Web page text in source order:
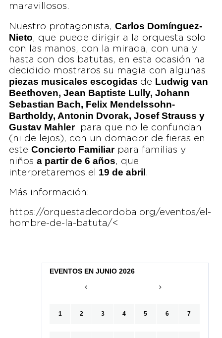
maravillosos.
Nuestro protagonista, Carlos Domínguez-
Nieto, que puede dirigir a la orquesta solo
con las manos, con la mirada, con una y
hasta con dos batutas, en esta ocasión ha
decidido mostraros su magia con algunas
piezas musicales escogidas de Ludwig van
Beethoven, Jean Baptiste Lully, Johann
Sebastian Bach, Felix Mendelssohn-
Bartholdy, Antonin Dvorak, Josef Strauss y
Gustav Mahler
para que no le confundan
(ni de lejos), con un domador de fieras en
este Concierto Familiarpara familias y
niños a partir de 6 años, que
interpretaremos el
19 de abril .
Más información:
https://orquestadecordoba.org/eventos/el-
hombre-de-la-batuta/<
EVENTOS EN JUNIO 2026
1 2 3 4 5 6 7